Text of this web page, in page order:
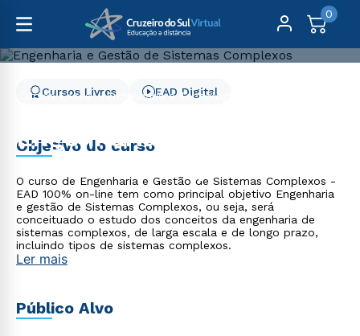
0
Cursos Livres
Engenharia e Tecnologia
Engenharia e Gestão de
Sistemas Complexos
Cursos Livres EAD Digital
Objetivo do curso
O curso de Engenharia e Gestão de Sistemas Complexos -
EAD 100% on-line tem como principal objetivo Engenharia
e gestão de Sistemas Complexos, ou seja, será
conceituado o estudo dos conceitos da engenharia de
sistemas complexos, de larga escala e de longo prazo,
incluindo tipos de sistemas complexos.
Ler mais
Público Alvo